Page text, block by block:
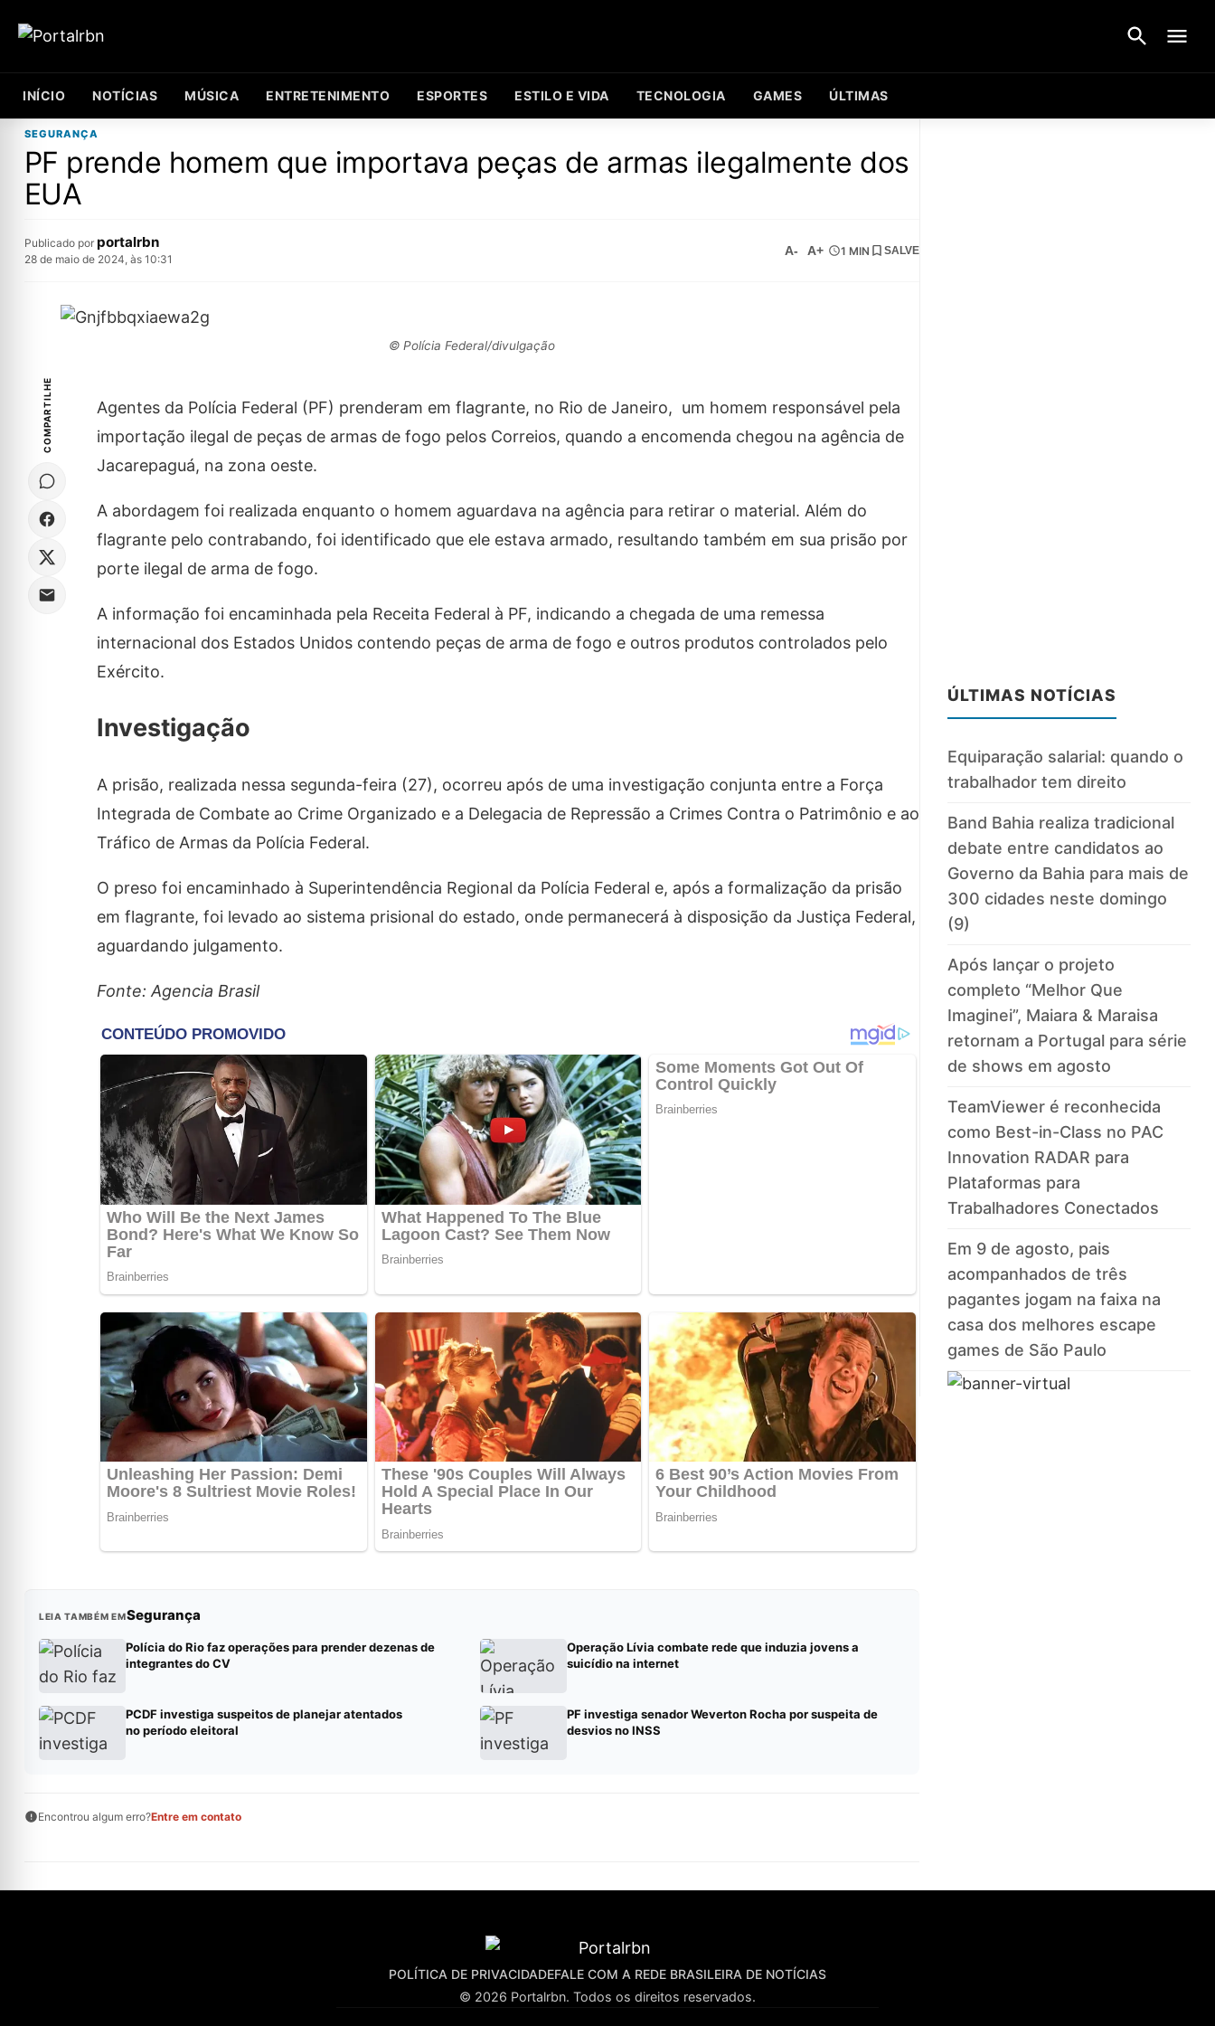
INÍCIO NOTÍCIAS MÚSICA ENTRETENIMENTO ESPORTES ESTILO E VIDA TECNOLOGIA GAMES ÚLTIMAS
SEGURANÇA
PF prende homem que importava peças de armas ilegalmente dos
EUA
Publicado por portalrbn
28 de maio de 2024, às 10:31
A- A+ 1 MIN SALVE
© Polícia Federal/divulgação
COMPARTILHE
Agentes da Polícia Federal (PF) prenderam em flagrante, no Rio de Janeiro, um homem responsável pela
importação ilegal de peças de armas de fogo pelos Correios, quando a encomenda chegou na agência de
Jacarepaguá, na zona oeste.
A abordagem foi realizada enquanto o homem aguardava na agência para retirar o material. Além do
flagrante pelo contrabando, foi identificado que ele estava armado, resultando também em sua prisão por
porte ilegal de arma de fogo.
A informação foi encaminhada pela Receita Federal à PF, indicando a chegada de uma remessa
internacional dos Estados Unidos contendo peças de arma de fogo e outros produtos controlados pelo
Exército.
Investigação
A prisão, realizada nessa segunda-feira (27), ocorreu após de uma investigação conjunta entre a Força
Integrada de Combate ao Crime Organizado e a Delegacia de Repressão a Crimes Contra o Patrimônio e ao
Tráfico de Armas da Polícia Federal.
O preso foi encaminhado à Superintendência Regional da Polícia Federal e, após a formalização da prisão
em flagrante, foi levado ao sistema prisional do estado, onde permanecerá à disposição da Justiça Federal,
aguardando julgamento.
Fonte: Agencia Brasil
LEIA TAMBÉM EMSegurança
Polícia do Rio faz operações para prender dezenas de
integrantes do CV
Operação Lívia combate rede que induzia jovens a
suicídio na internet
PCDF investiga suspeitos de planejar atentados
no período eleitoral
PF investiga senador Weverton Rocha por suspeita de
desvios no INSS
Encontrou algum erro?Entre em contato
ÚLTIMAS NOTÍCIAS
Equiparação salarial: quando o
trabalhador tem direito
Band Bahia realiza tradicional
debate entre candidatos ao
Governo da Bahia para mais de
300 cidades neste domingo
(9)
Após lançar o projeto
completo “Melhor Que
Imaginei”, Maiara & Maraisa
retornam a Portugal para série
de shows em agosto
TeamViewer é reconhecida
como Best-in-Class no PAC
Innovation RADAR para
Plataformas para
Trabalhadores Conectados
Em 9 de agosto, pais
acompanhados de três
pagantes jogam na faixa na
casa dos melhores escape
games de São Paulo
POLÍTICA DE PRIVACIDADEFALE COM A REDE BRASILEIRA DE NOTÍCIAS
© 2026 Portalrbn. Todos os direitos reservados.